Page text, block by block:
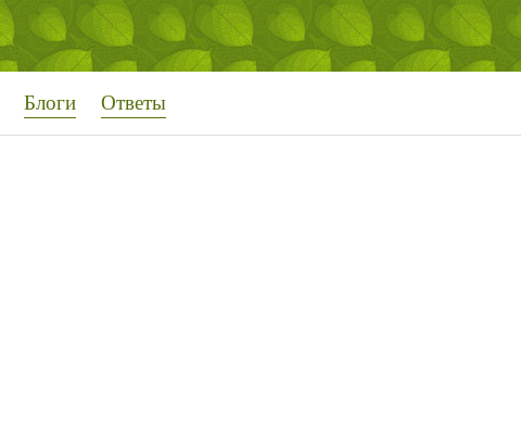
Блоги Ответы